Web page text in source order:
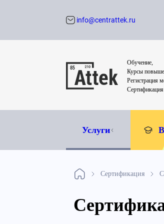
info@centrattek.ru
Обучение,
Курсы
Регистрация
Услуги
Сертификация